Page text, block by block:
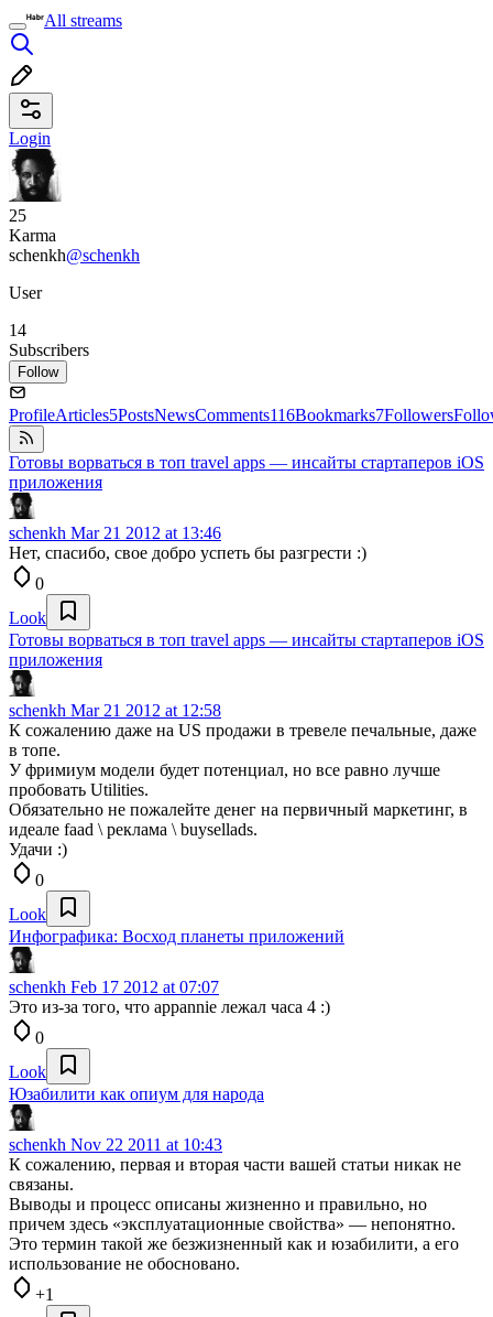
All streams
Login
25
Karma
schenkh@schenkh
User
14
Subscribers
Follow
ProfileArticles5PostsNewsComments116Bookmarks7Followers
Готовы ворваться в топ travel apps — инсайты стартаперов iOS
приложения
schenkh Mar 21 2012 at 13:46
Нет, спасибо, свое добро успеть бы разгрести :)
0
Look
Готовы ворваться в топ travel apps — инсайты стартаперов iOS
приложения
schenkh Mar 21 2012 at 12:58
К сожалению даже на US продажи в тревеле печальные, даже
в топе.
У фримиум модели будет потенциал, но все равно лучше
пробовать Utilities.
Обязательно не пожалейте денег на первичный маркетинг, в
идеале faad \ реклама \ buysellads.
Удачи :)
0
Look
Инфографика: Восход планеты приложений
schenkh Feb 17 2012 at 07:07
Это из-за того, что appannie лежал часа 4 :)
0
Look
Юзабилити как опиум для народа
schenkh Nov 22 2011 at 10:43
К сожалению, первая и вторая части вашей статьи никак не
связаны.
Выводы и процесс описаны жизненно и правильно, но
причем здесь «эксплуатационные свойства» — непонятно.
Это термин такой же безжизненный как и юзабилити, а его
использование не обосновано.
+1